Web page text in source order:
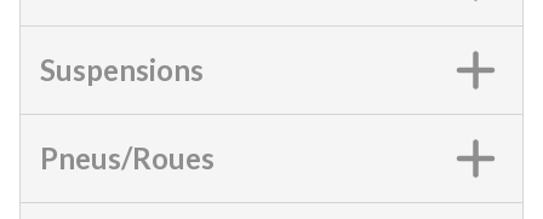
Suspensions
Pneus/Roues